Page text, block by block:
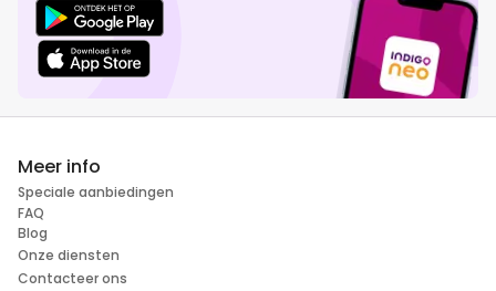
Meer info
Speciale aanbiedingen
FAQ
Blog
Onze diensten
Contacteer ons